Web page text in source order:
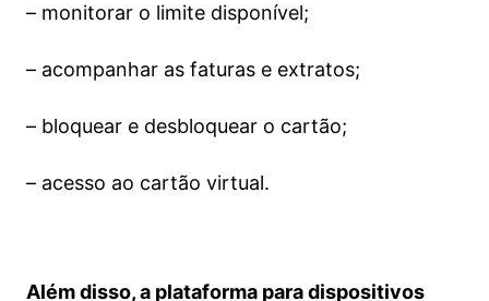
– monitorar o limite disponível;
– acompanhar as faturas e extratos;
– bloquear e desbloquear o cartão;
– acesso ao cartão virtual.
Além disso, a plataforma para dispositivos